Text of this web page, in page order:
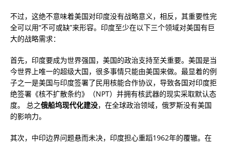
不过，这绝不意味着美国对印度没有战略意义，相反，其重要性完
全可以用“不可或缺”来形容。印度至少在以下三个领域对美国有巨
大的战略需求：
首先，印度要成为世界强国，美国的政治支持至关重要。美国是当
今世界上唯一的超级大国，很多事情只能由美国来做。最显着的例
子之一是美国与印度签署了民用核能合作协议，导致各国对印度拒
绝签署《核不扩散条约》（NPT）并拥有核武器的现实采取默认态
度。 总之俄船坞现代化建没，在全球政治领域，俄罗斯没有美国
的影响力。
其次，中印边界问题悬而未决，印度担心重蹈1962年的覆辙。在